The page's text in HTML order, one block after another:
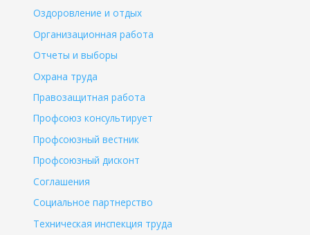
Оздоровление и отдых
Организационная работа
Отчеты и выборы
Охрана труда
Правозащитная работа
Профсоюз консультирует
Профсоюзный вестник
Профсоюзный дисконт
Соглашения
Социальное партнерство
Техническая инспекция труда